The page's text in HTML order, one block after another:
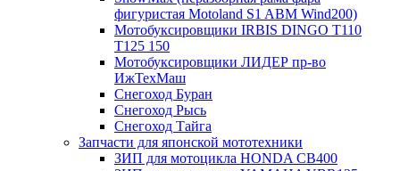
фигуристая Motoland S1 ABM Wind200)
Мотобуксировщики IRBIS DINGO Т110
Т125 150
Мотобуксировщики ЛИДЕР пр-во
ИжТехМаш
Снегоход Буран
Снегоход Рысь
Снегоход Тайга
Запчасти для японской мототехники
ЗИП для мотоцикла HONDA CB400